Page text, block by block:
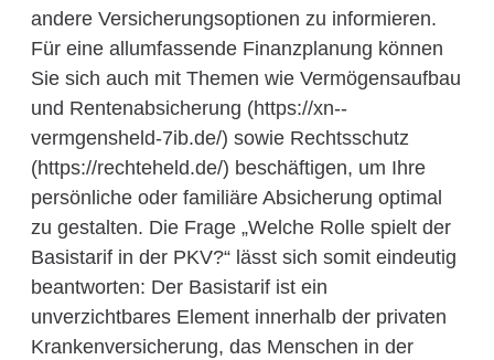
andere Versicherungsoptionen zu informieren.
Für eine allumfassende Finanzplanung können
Sie sich auch mit Themen wie Vermögensaufbau
und Rentenabsicherung (https://xn--
vermgensheld-7ib.de/) sowie Rechtsschutz
(https://rechteheld.de/) beschäftigen, um Ihre
persönliche oder familiäre Absicherung optimal
zu gestalten. Die Frage „Welche Rolle spielt der
Basistarif in der PKV?“ lässt sich somit eindeutig
beantworten: Der Basistarif ist ein
unverzichtbares Element innerhalb der privaten
Krankenversicherung, das Menschen in der